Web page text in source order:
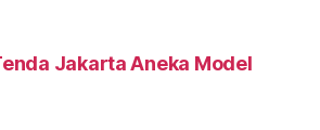
Jakarta Aneka Model